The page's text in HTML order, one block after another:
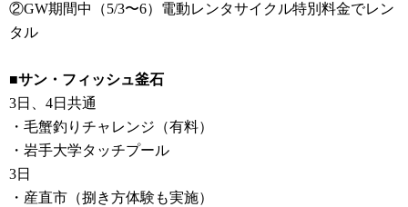
②GW期間中（5/3〜6）電動レンタサイクル特別料金でレン
タル
■サン・フィッシュ釜石
3日、4日共通
・毛蟹釣りチャレンジ（有料）
・岩手大学タッチプール
3日
・産直市（捌き方体験も実施）